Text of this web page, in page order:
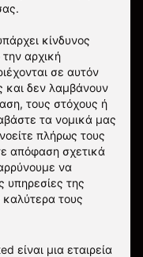
κίνδυνος
αρχική
σε αυτόν
και δεν λαμβάνουν
τους στόχους ή
τα νομικά μας
πλήρως τους
απόφαση σχετικά
να
υπηρεσίες της
καλύτερα τους
είναι μια εταιρεία